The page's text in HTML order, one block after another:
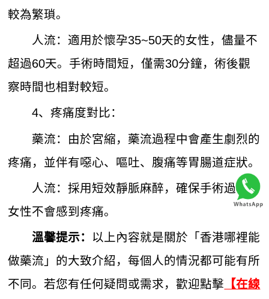
較為繁瑣。
人流：適用於懷孕35~50天的女性，儘量不
超過60天。手術時間短，僅需30分鐘，術後觀
察時間也相對較短。
4、疼痛度對比：
藥流：由於宮縮，藥流過程中會產生劇烈的
疼痛，並伴有噁心、嘔吐、腹痛等胃腸道症狀。
人流：採用短效靜脈麻醉，確保手術過程中
女性不會感到疼痛。
溫馨提示：
以上內容就是關於「香港哪裡能
做藥流」的大致介紹，每個人的情況都可能有所
不同。若您有任何疑問或需求，歡迎點擊 【在線